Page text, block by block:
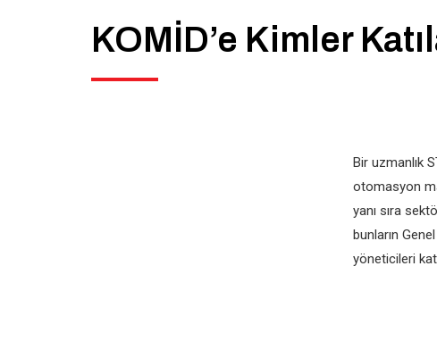
KOMİD’e Kimler
Bir uzmanlık
otomasyon
yanı sıra
bunların
yöneticileri